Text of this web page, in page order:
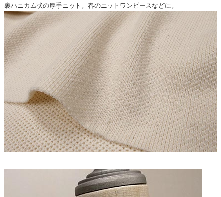
裏ハニカム状の厚手ニット。春のニットワンピースなどに。